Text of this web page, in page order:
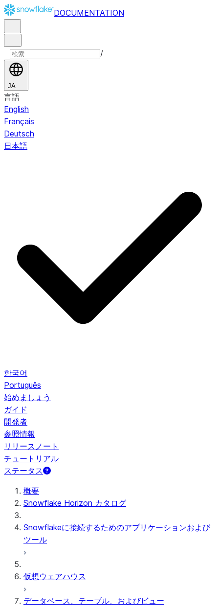
DOCUMENTATION
/
JA
言語
English
Français
Deutsch
日本語
한국어
Português
始めましょう
ガイド
開発者
参照情報
リリースノート
チュートリアル
ステータス
概要
Snowflake Horizon カタログ
Snowflakeに接続するためのアプリケーションおよび
ツール
仮想ウェアハウス
データベース、テーブル、およびビュー